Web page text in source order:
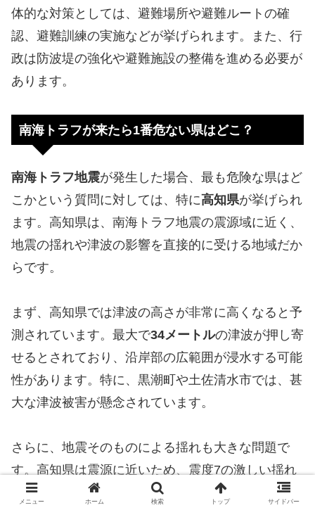
体的な対策としては、避難場所や避難ルートの確
認、避難訓練の実施などが挙げられます。また、行
政は防波堤の強化や避難施設の整備を進める必要が
あります。
南海トラフが来たら1番危ない県はどこ？
南海トラフ地震が発生した場合、最も危険な県はど
こかという質問に対しては、特に高知県が挙げられ
ます。高知県は、南海トラフ地震の震源域に近く、
地震の揺れや津波の影響を直接的に受ける地域だか
らです。
まず、高知県では津波の高さが非常に高くなると予
測されています。最大で34メートルの津波が押し寄
せるとされており、沿岸部の広範囲が浸水する可能
性があります。特に、黒潮町や土佐清水市では、甚
大な津波被害が懸念されています。
さらに、地震そのものによる揺れも大きな問題で
す。高知県は震源に近いため、震度7の激しい揺れ
が予想されます。この揺れによって建物の倒壊や地
メニュー ホーム 検索 トップ サイドバー